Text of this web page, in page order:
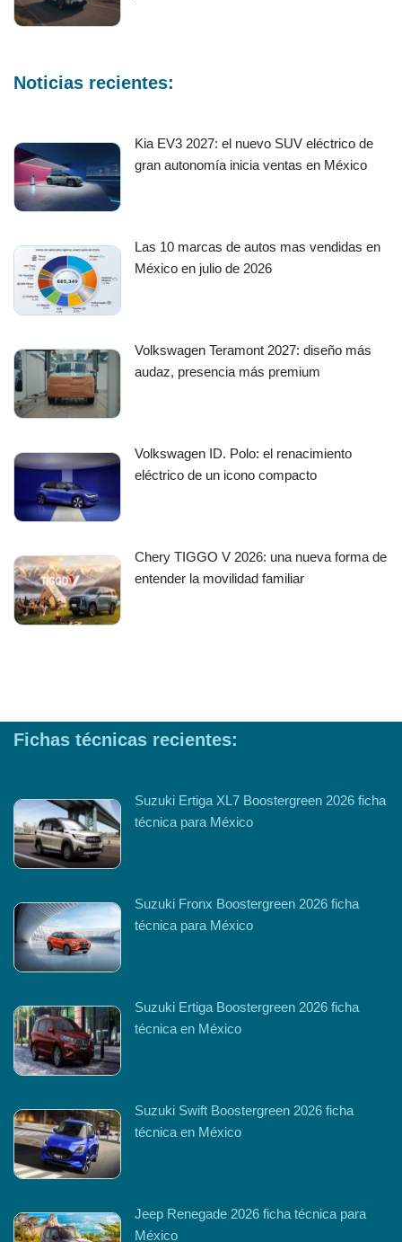
Noticias recientes:
Kia EV3 2027: el nuevo SUV eléctrico de
gran autonomía inicia ventas en México
Las 10 marcas de autos mas vendidas en
México en julio de 2026
Volkswagen Teramont 2027: diseño más
audaz, presencia más premium
Volkswagen ID. Polo: el renacimiento
eléctrico de un icono compacto
Chery TIGGO V 2026: una nueva forma de
entender la movilidad familiar
Fichas técnicas recientes:
Suzuki Ertiga XL7 Boostergreen 2026 ficha
técnica para México
Suzuki Fronx Boostergreen 2026 ficha
técnica para México
Suzuki Ertiga Boostergreen 2026 ficha
técnica en México
Suzuki Swift Boostergreen 2026 ficha
técnica en México
Jeep Renegade 2026 ficha técnica para
México